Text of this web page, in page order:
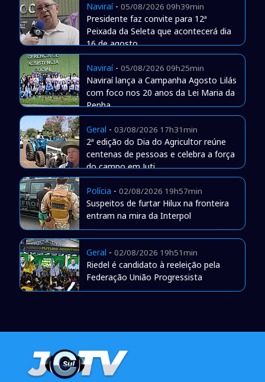
Naviraí- 05/08/2026 09h39min
Presidente faz convite para 12ª
Peixada da Seleta que acontecerá dia
16 de agosto
Naviraí- 05/08/2026 09h25min
Naviraí lança a Campanha Agosto Lilás
com foco nos 20 anos da Lei Maria da
Penha
Geral - 03/08/2026 17h31min
2ª edição do Dia do Agricultor reúne
centenas de pessoas e celebra a força
do campo em Juti
Polícia - 02/08/2026 19h57min
Suspeitos de furtar Hilux na fronteira
entram na mira da Interpol
Geral - 02/08/2026 19h51min
Riedel é candidato à reeleição pela
Federação União Progressista